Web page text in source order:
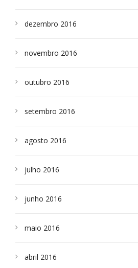
dezembro 2016
novembro 2016
outubro 2016
setembro 2016
agosto 2016
julho 2016
junho 2016
maio 2016
abril 2016